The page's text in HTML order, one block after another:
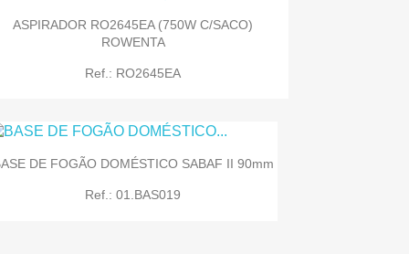
ASPIRADOR RO2645EA (750W C/SACO)
ROWENTA
Ref.: RO2645EA
DE FOGÃO DOMÉSTICO SABAF II 90mm
Ref.: 01.BAS019